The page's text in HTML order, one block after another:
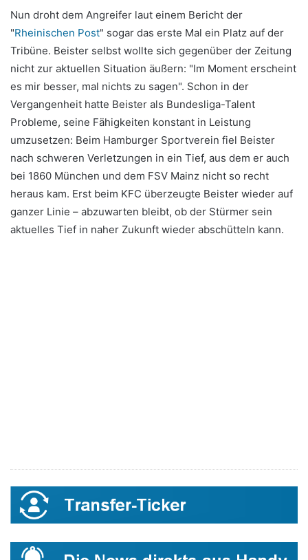
Nun droht dem Angreifer laut einem Bericht der
"Rheinischen Post" sogar das erste Mal ein Platz auf der
Tribüne. Beister selbst wollte sich gegenüber der Zeitung
nicht zur aktuellen Situation äußern: "Im Moment erscheint
es mir besser, mal nichts zu sagen". Schon in der
Vergangenheit hatte Beister als Bundesliga-Talent
Probleme, seine Fähigkeiten konstant in Leistung
umzusetzen: Beim Hamburger Sportverein fiel Beister
nach schweren Verletzungen in ein Tief, aus dem er auch
bei 1860 München und dem FSV Mainz nicht so recht
heraus kam. Erst beim KFC überzeugte Beister wieder auf
ganzer Linie – abzuwarten bleibt, ob der Stürmer sein
aktuelles Tief in naher Zukunft wieder abschütteln kann.